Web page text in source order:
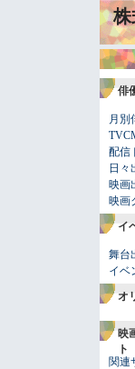
株
俳
月別
配信
日々
映画
映画
イ
舞台
イベ
オ
映
ト
関連